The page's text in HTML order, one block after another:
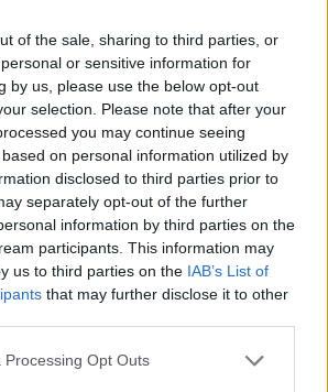
of the sale, sharing to third parties, or
or sensitive information for
by us, please use the below opt-out
selection. Please note that after your
you may continue seeing
on personal information utilized by
disclosed to third parties prior to
separately opt-out of the further
information by third parties on the
participants. This information may
us to third parties on the IAB’s List of
that may further disclose it to other
Processing Opt Outs
:Belìn Belèn la Zozzona? 🤢
1
il blocco te lo istigano proprio!
1